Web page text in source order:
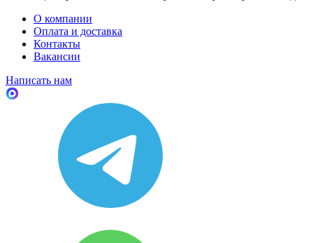
О компании
Оплата и доставка
Контакты
Вакансии
Написать нам